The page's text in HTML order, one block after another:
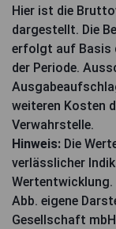
Hier ist die
dargestellt. Die
erfolgt auf Basis
der Periode.
weiteren Kosten
Verwahrstelle.
Hinweis: Die
verlässlicher
Wertentwicklung.
Abb. eigene
Gesellschaft mbH